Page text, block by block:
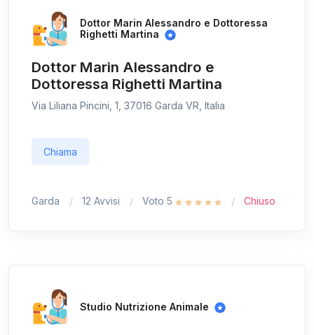
Dottor Marin Alessandro e Dottoressa
Righetti Martina
Dottor Marin Alessandro e
Dottoressa Righetti Martina
Via Liliana Pincini, 1, 37016 Garda VR, Italia
Chiama
Garda 12 Avvisi Voto 5 Chiuso
Studio Nutrizione Animale